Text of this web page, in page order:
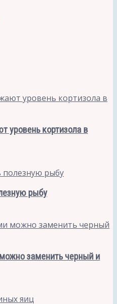
уровень кортизола в
рыбу
заменить черный и